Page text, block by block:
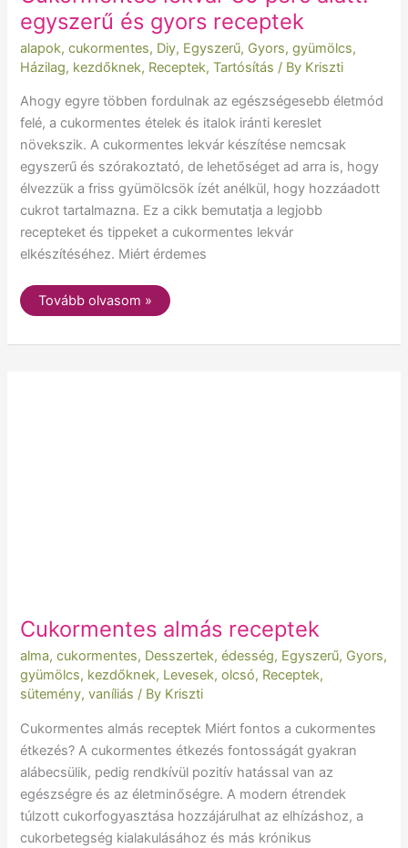
egyszerű és gyors receptek
alapok,cukormentes, Diy, Egyszerű, Gyors,gyümölcs,
Házilag, kezdőknek, Receptek,Tartósítás / By Kriszti
Ahogy egyre többen fordulnak az egészségesebb életmód
felé, a cukormentes ételek és italok iránti kereslet
növekszik. A cukormentes lekvár készítése nemcsak
egyszerű és szórakoztató, de lehetőséget ad arra is, hogy
élvezzük a friss gyümölcsök ízét anélkül, hogy hozzáadott
cukrot tartalmazna. Ez a cikk bemutatja a legjobb
recepteket és tippeket a cukormentes lekvár
elkészítéséhez. Miért érdemes
Tovább olvasom »
Cukormentes almás receptek
alma,cukormentes, Desszertek,édesség, Egyszerű, Gyors,
gyümölcs, kezdőknek, Levesek,olcsó, Receptek,
sütemény,vaníliás / By Kriszti
Cukormentes almás receptek Miért fontos a cukormentes
étkezés? A cukormentes étkezés fontosságát gyakran
alábecsülik, pedig rendkívül pozitív hatással van az
egészségre és az életminőségre. A modern étrendek
túlzott cukorfogyasztása hozzájárulhat az elhízáshoz, a
cukorbetegség kialakulásához és más krónikus